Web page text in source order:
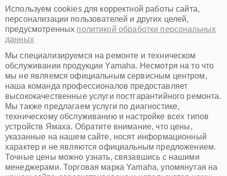
Омск
Красноярск
Пермь
Ульяновск
Киров
Архангельск
Астрахань
Белгород
Благовещенск
Брянск
Владивосток
Владикавказ
Владимир
Волжский
Вологда
Грозный
Используем cookies для корректной работы сайта,
персонализации пользователей и других целей,
предусмотренных политикой обработки персональных
данных
Мы специализируемся на ремонте и техническом
обслуживании продукции Yamaha. Несмотря на то что
мы не являемся официальным сервисным центром,
наша команда профессионалов предоставляет
высококачественные услуги постгарантийного ремонта.
Мы также предлагаем услуги по диагностике,
техническому обслуживанию и настройке всех типов
устройств Ямаха. Обратите внимание, что цены,
указанные на нашем сайте, носят информационный
характер и не являются официальным предложением.
Точные цены можно узнать, связавшись с нашими
менеджерами. Торговая марка Yamaha, упомянутая на